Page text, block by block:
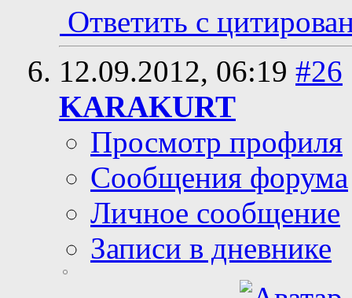
Ответить с
12.09.2012, 06:19 #26
KARAKURT
Просмотр профиля
Сообщения форума
Личное сообщение
Записи в дневнике